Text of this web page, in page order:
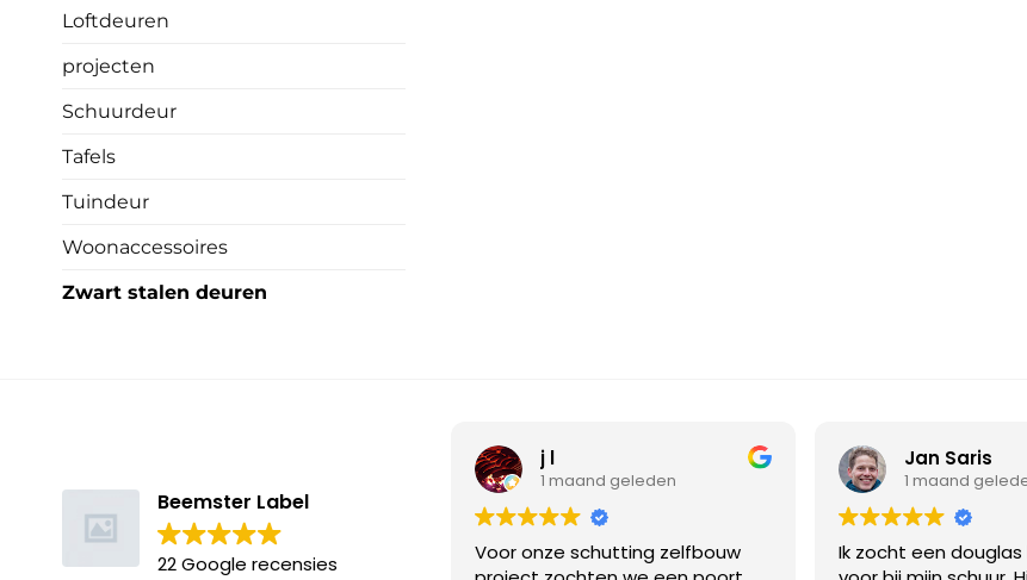
Loftdeuren
projecten
Schuurdeur
Tafels
Tuindeur
Woonaccessoires
Zwart stalen deuren
Beemster Label
22 Google recensies
j l
1 maand geleden
Voor onze schutting zelfbouw
Jan Saris
1 maand
Ik zocht een